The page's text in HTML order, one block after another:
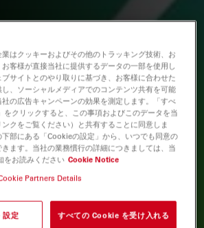
はクッキーおよびその他のトラッキング技術、お
客様が直接当社に提供するデータの一部を使用し
サイトとのやり取りに基づき、お客様に合わせた
、ソーシャルメディアでのコンテンツ共有を可能
の広告キャンペーンの効果を測定します。「すべ
クリックすると、この事項およびこのデータを当
クをご覧ください）と共有することに同意しま
部にある「Cookieの設定」から、いつでも同意の
ます。当社の業務慣行の詳細につきましては、当
をお読みください Cookie Notice
Partners Details
定 すべての Cookie を受け入れる